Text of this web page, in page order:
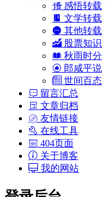
感悟转载
文学转载
其他转载
股票知识
秋雨时分
郎咸平说
世间百态
留言汇总
文章归档
友情链接
在线工具
404页面
关于博客
我的网站